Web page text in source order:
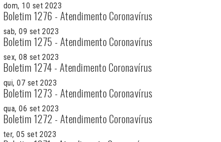
dom, 10 set 2023
Boletim 1276 - Atendimento Coronavírus
sab, 09 set 2023
Boletim 1275 - Atendimento Coronavírus
sex, 08 set 2023
Boletim 1274 - Atendimento Coronavírus
qui, 07 set 2023
Boletim 1273 - Atendimento Coronavírus
qua, 06 set 2023
Boletim 1272 - Atendimento Coronavírus
ter, 05 set 2023